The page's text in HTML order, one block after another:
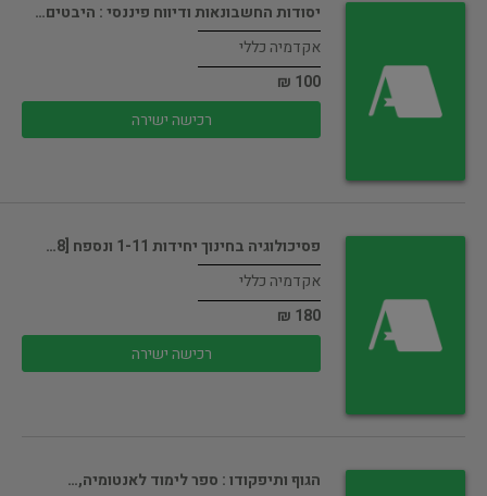
יסודות החשבונאות ודיווח פיננסי : היבטים…
אקדמיה כללי
100 ₪
רכישה ישירה
פסיכולוגיה בחינוך יחידות 1-11 ונספח [8…
אקדמיה כללי
180 ₪
רכישה ישירה
הגוף ותיפקודו : ספר לימוד לאנטומיה,…